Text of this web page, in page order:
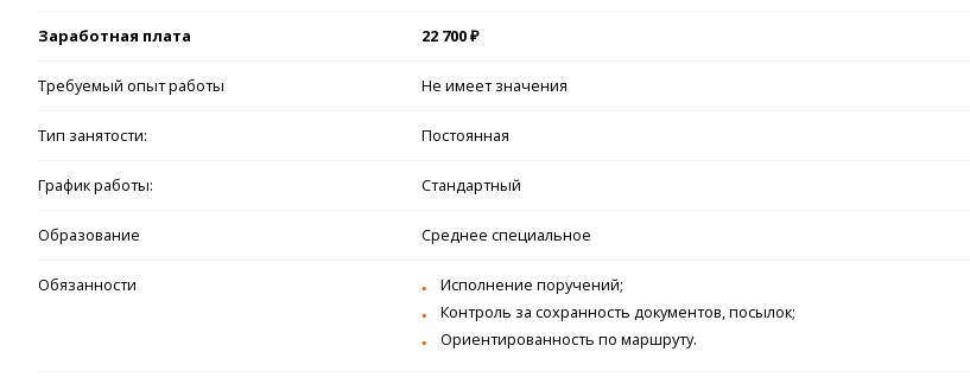
Заработная плата 22 700 ₽
Требуемый опыт работы Не имеет значения
Тип занятости: Постоянная
График работы: Стандартный
Образование Среднее специальное
Обязанности
Исполнение поручений;
Контроль за сохранность документов, посылок;
Ориентированность по маршруту.